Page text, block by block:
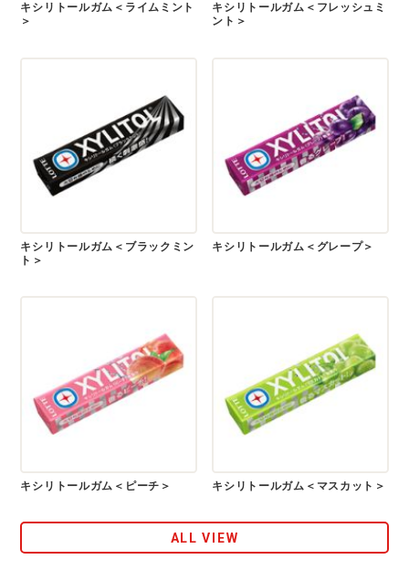
キシリトールガム＜ライムミント
＞
キシリトールガム＜フレッシュミ
ント＞
キシリトールガム＜ブラックミン
ト＞
キシリトールガム＜グレープ＞
キシリトールガム＜ピーチ＞ キシリトールガム＜マスカット＞
ALL VIEW